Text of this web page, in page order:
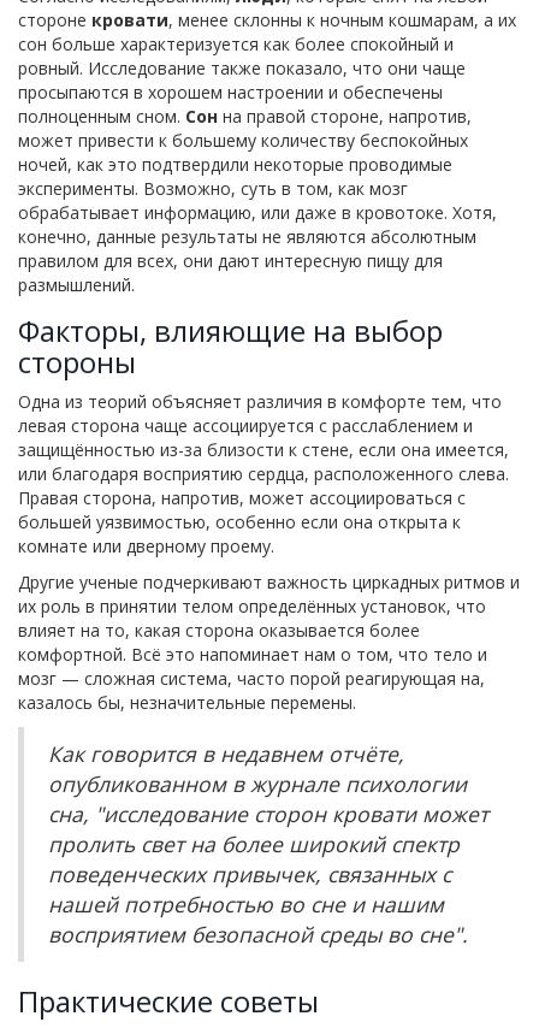
стороне кровати, менее склонны к ночным кошмарам, а их
сон больше характеризуется как более спокойный и
ровный. Исследование также показало, что они чаще
просыпаются в хорошем настроении и обеспечены
полноценным сном. Сон на правой стороне, напротив,
может привести к большему количеству беспокойных
ночей, как это подтвердили некоторые проводимые
эксперименты. Возможно, суть в том, как мозг
обрабатывает информацию, или даже в кровотоке. Хотя,
конечно, данные результаты не являются абсолютным
правилом для всех, они дают интересную пищу для
размышлений.
Факторы, влияющие на выбор
стороны
Одна из теорий объясняет различия в комфорте тем, что
левая сторона чаще ассоциируется с расслаблением и
защищённостью из-за близости к стене, если она имеется,
или благодаря восприятию сердца, расположенного слева.
Правая сторона, напротив, может ассоциироваться с
большей уязвимостью, особенно если она открыта к
комнате или дверному проему.
Другие ученые подчеркивают важность циркадных ритмов и
их роль в принятии телом определённых установок, что
влияет на то, какая сторона оказывается более
комфортной. Всё это напоминает нам о том, что тело и
мозг — сложная система, часто порой реагирующая на,
казалось бы, незначительные перемены.
Как говорится в недавнем отчёте,
опубликованном в журнале психологии
сна, "исследование сторон кровати может
пролить свет на более широкий спектр
поведенческих привычек, связанных с
нашей потребностью во сне и нашим
восприятием безопасной среды во сне".
Практические советы